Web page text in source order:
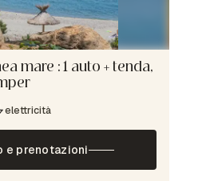
mare : 1 auto + tenda,
elettricità
e prenotazioni